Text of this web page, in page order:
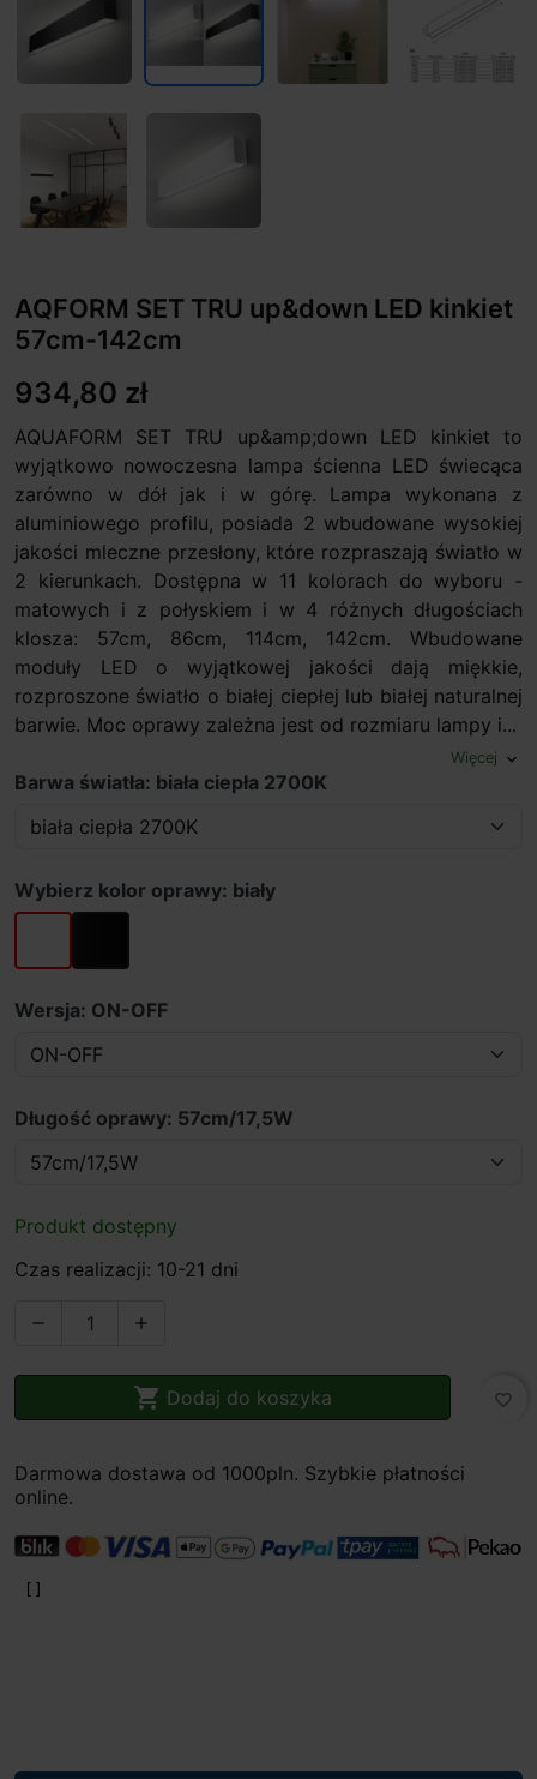
AQFORM SET TRU up&down LED kinkiet
57cm-142cm
934,80 zł
AQUAFORM SET TRU up&amp;down LED kinkiet to
wyjątkowo nowoczesna lampa ścienna LED świecąca
zarówno w dół jak i w górę. Lampa wykonana z
aluminiowego profilu, posiada 2 wbudowane wysokiej
jakości mleczne przesłony, które rozpraszają światło w
2 kierunkach. Dostępna w 11 kolorach do wyboru -
matowych i z połyskiem i w 4 różnych długościach
klosza: 57cm, 86cm, 114cm, 142cm. Wbudowane
moduły LED o wyjątkowej jakości dają miękkie,
rozproszone światło o białej ciepłej lub białej naturalnej
barwie. Moc oprawy zależna jest od rozmiaru lampy i...
Więcej expand_more
Barwa światła: biała ciepła 2700K
Wybierz kolor oprawy: biały
biały czarny
Wersja: ON-OFF
Długość oprawy: 57cm/17,5W
Produkt dostępny
Czas realizacji: 10-21 dni
 
 Dodaj do koszyka favorite_border
Darmowa dostawa od 1000pln. Szybkie płatności
online.